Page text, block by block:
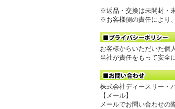
※返品・交換は未開封・
※お客様側の責任により
お客様からいただいた個
当社が責任をもって安全
株式会社ディースリー・
【メール】
メールでお問い合わせの